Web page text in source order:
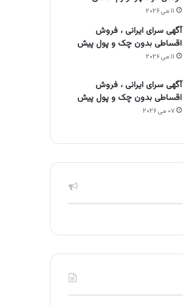
۱۱ می ۲۰۲۶
آگهی سرای ایرانی ، فروش
اقساطی بدون چک و پول پیش
۱۱ می ۲۰۲۶
آگهی سرای ایرانی ، فروش
اقساطی بدون چک و پول پیش
۰۷ می ۲۰۲۶